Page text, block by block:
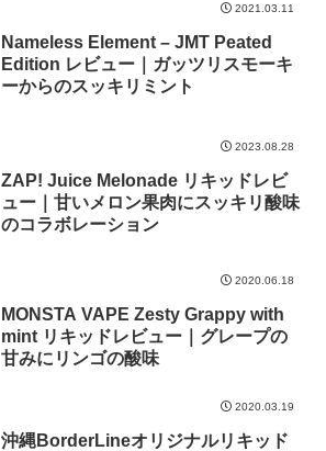
2021.03.11
Nameless Element – JMT Peated
Edition レビュー｜ガッツリスモーキ
ーからのスッキリミント
2023.08.28
ZAP! Juice Melonade リキッドレビ
ュー｜甘いメロン果肉にスッキリ酸味
のコラボレーション
2020.06.18
MONSTA VAPE Zesty Grappy with
mint リキッドレビュー｜グレープの
甘みにリンゴの酸味
2020.03.19
沖縄BorderLineオリジナルリキッド